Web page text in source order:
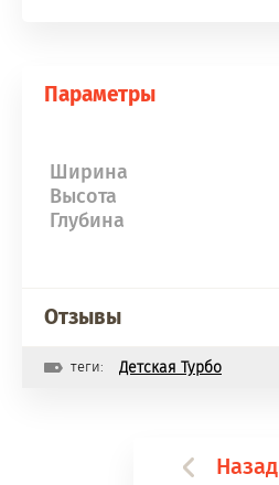
Параметры
Ширина
Высота
Глубина
Отзывы
теги: Детская Турбо
Назад